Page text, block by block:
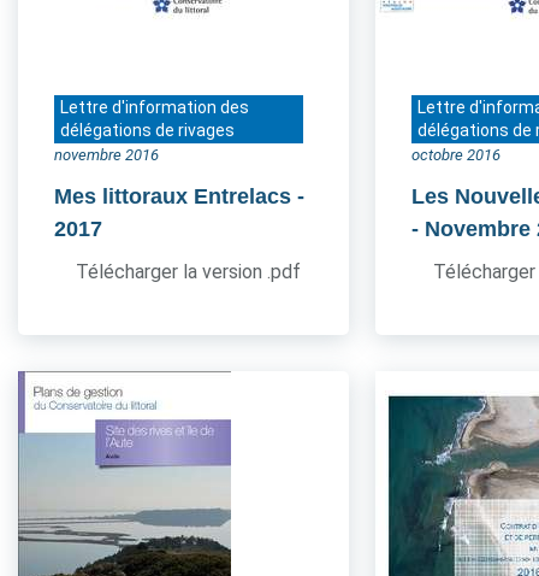
Lettre d'information des
délégations de rivages
novembre 2016
Mes littoraux Entrelacs -
2017
Télécharger la version .pdf
Lettre
délégations de
octobre 2016
Les
- Novembre